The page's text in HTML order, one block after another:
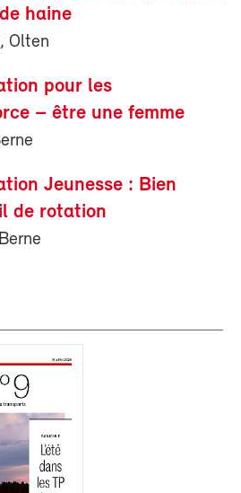
haine
Olten
pour les
– être une femme
Jeunesse : Bien
de rotation